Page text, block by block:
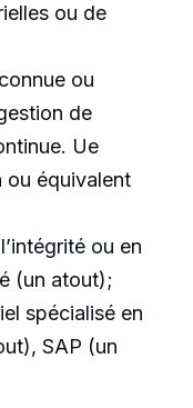
ou de
ou
de
Ue
ou équivalent
ou en
(un atout);
spécialisé en
SAP (un